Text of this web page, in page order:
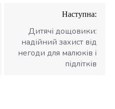
Наступна:
Дитячі дощовики:
надійний захист від
негоди для малюків і
підлітків